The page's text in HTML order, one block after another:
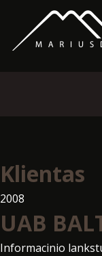
Klientas
2008
UAB
Informacinio